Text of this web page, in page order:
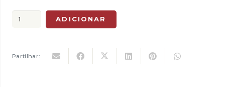
original
era:
atual
é:
Quantidade
no
ADICIONAR
Partilhar: